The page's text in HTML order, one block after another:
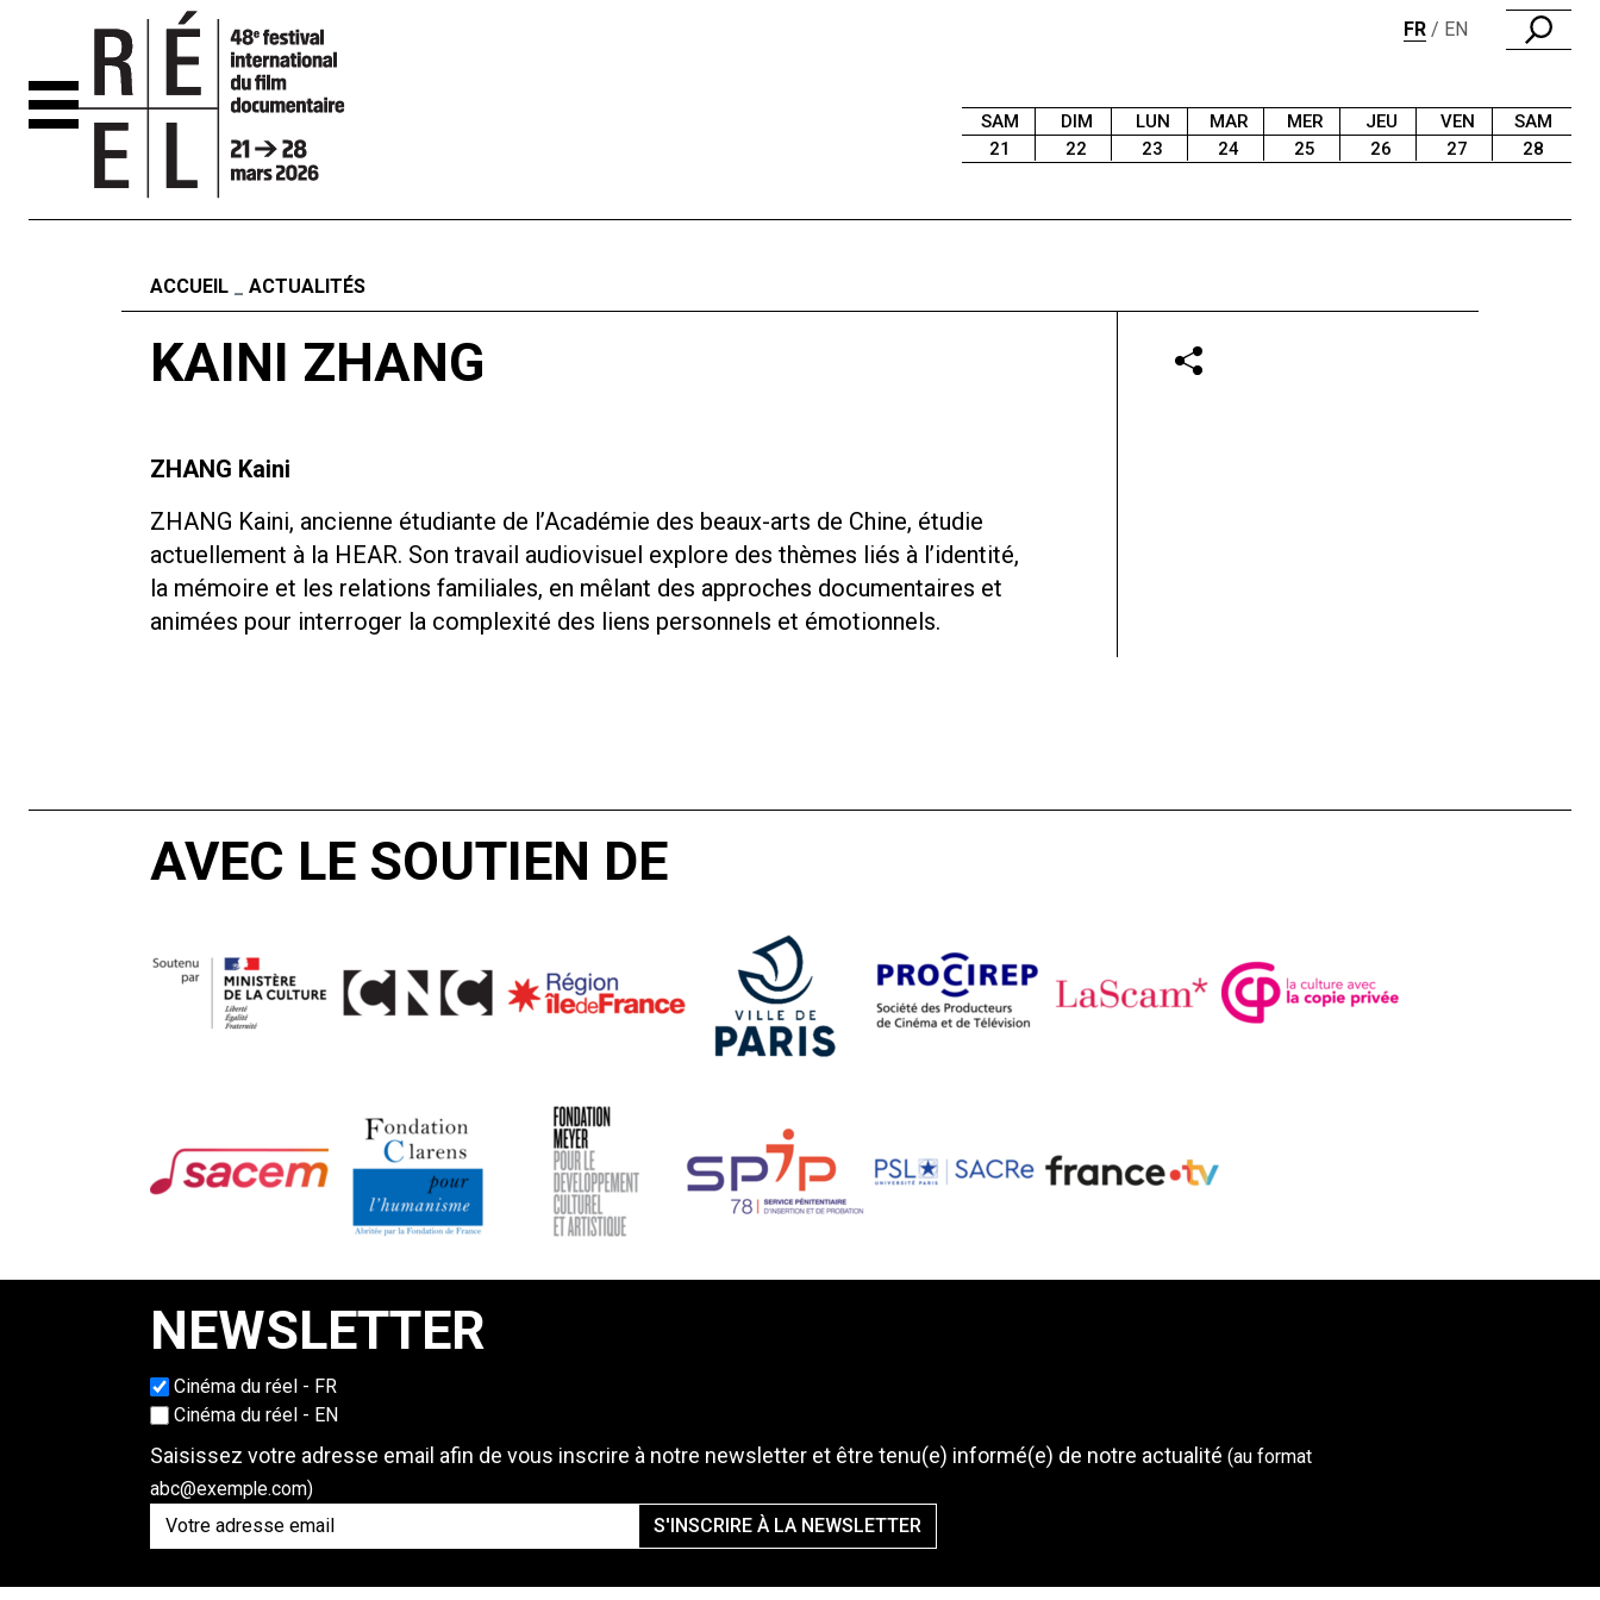
FR EN
SAM
21
DIM
22
LUN
23
MAR
24
MER
25
JEU
26
VEN
27
SAM
28
Fil d'ariane
ACCUEIL ACTUALITÉS
KAINI ZHANG
ZHANG Kaini
ZHANG Kaini, ancienne étudiante de l’Académie des beaux-arts de Chine, étudie
actuellement à la HEAR. Son travail audiovisuel explore des thèmes liés à l’identité,
la mémoire et les relations familiales, en mêlant des approches documentaires et
animées pour interroger la complexité des liens personnels et émotionnels.
AVEC LE SOUTIEN DE
NEWSLETTER
Choisissez une langue
Cinéma du réel - FR
Cinéma du réel - EN
Saisissez votre adresse email afin de vous inscrire à notre newsletter et être tenu(e) informé(e) de notre actualité (au format
abc@exemple.com)
S'INSCRIRE À LA NEWSLETTER